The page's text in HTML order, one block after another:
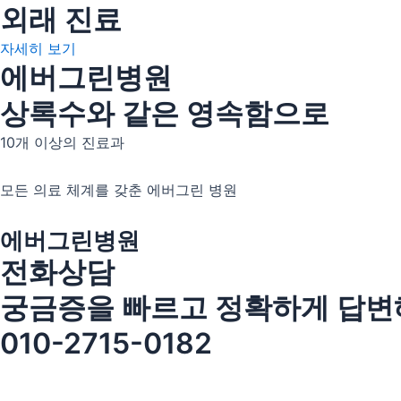
외래 진료
자세히 보기
에버그린병원
상록수와 같은 영속함으로
10개 이상의 진료과
모든 의료 체계를 갖춘 에버그린 병원
에버그린병원
전화상담
궁금증을 빠르고 정확하게 답
010-2715-0182